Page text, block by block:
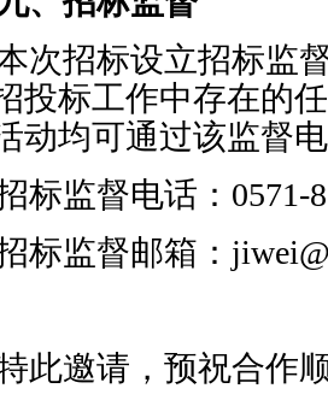
次招标设立招标监
投标工作中存在的
动均可通过该监督
标监督电话：0571-
标监督邮箱：
此邀请，预祝合作